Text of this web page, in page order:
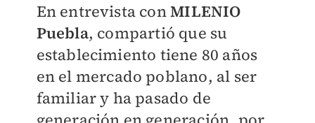
En entrevista conMILENIO
Puebla, compartió que su
establecimiento tiene 80 años
en el mercado poblano, al ser
familiar y ha pasado de